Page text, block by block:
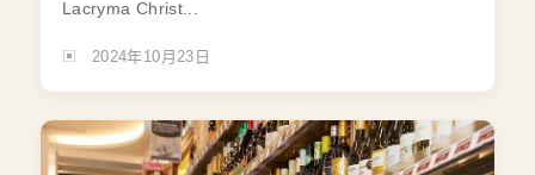
Lacryma Christ...
2024年10月23日